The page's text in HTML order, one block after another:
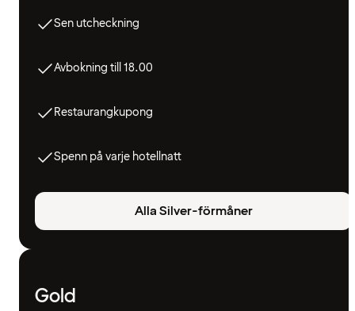
Sen utcheckning
Avbokning till 18.00
Restaurangkupong
Spenn på varje hotellnatt
Alla Silver-förmåner
Gold